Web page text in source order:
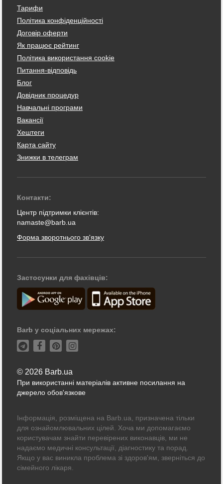
Тарифи
Політика конфіденційності
Договір оферти
Як працює рейтинг
Політика використання cookie
Питання-відповідь
Блог
Довідник процедур
Навчальні програми
Вакансії
Хештеги
Карта сайту
Знижки в телеграм
Контакти:
Центр підтримки клієнтів:
namaste@barb.ua
Форма зворотнього зв'язку
Застосунки для фахівців:
Barb у соціальних мережах:
© 2026 Barb.ua
При використанні матеріалів активне посилання на
джерело обов'язкове
Інформація, розміщена на Barb.ua, призначена тільки
для ознайомлювальних цілей. Хоча ми допомагаємо
користувачам знайти перевірених виконавців, ми не
надаємо медичні консультації, діагностику та порад.
Якщо у вас виникла проблема зі здоров'ям, зверніться до
сімейного лікаря.